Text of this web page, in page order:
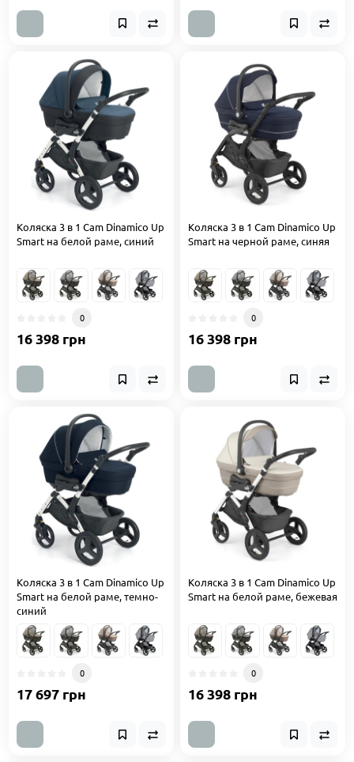
Коляска 3 в 1 Cam Dinamico Up
Smart на белой раме, синий
0
16 398 грн
Коляска 3 в 1 Cam Dinamico Up
Smart на черной раме, синяя
0
16 398 грн
Коляска 3 в 1 Cam Dinamico Up
Smart на белой раме, темно-
синий
0
17 697 грн
Коляска 3 в 1 Cam Dinamico Up
Smart на белой раме, бежевая
0
16 398 грн